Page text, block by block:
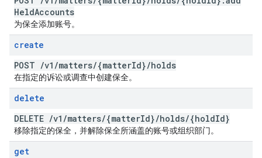
HeldAccounts
为保全添加账号。
create
POST /v1 /matters/{matterId}/holds
在指定的诉讼或调查中创建保全。
delete
DELETE /v1 /matters/{matterId}/holds/{holdId}
移除指定的保全，并解除保全所涵盖的账号或组织部门。
get